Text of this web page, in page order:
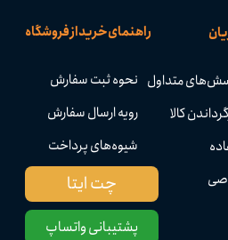
راهنمای خرید از فروشگاه
نحوه ثبت سفارش
رویه ارسال سفارش
شیوه‌های پرداخت
متداول
کالا
پشتیبانی واتساپ
چت ایتا